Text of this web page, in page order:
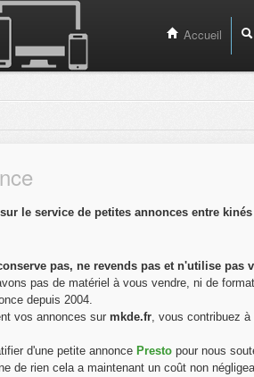
Accueil
le service de petites annonces entre kinés
pas, ne revends pas et n'utilise pas
pas de matériel à vous vendre, ni de
depuis 2004.
vos annonces sur mkde.fr, vous contribuez à
d'une petite annonce Presto pour nous
de rien cela a maintenant un coût non